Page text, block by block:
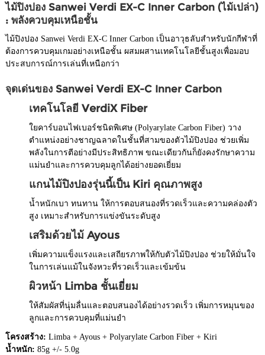
ไม้ปิงปอง Sanwei Verdi EX-C Inner Carbon (ไม้เปล่า)
: พลังควบคุมเหนือชั้น
ไม้ปิงปอง Sanwei Verdi EX-C Inner Carbon เป็นอาวุธลับสำหรับนักกีฬาที่
ต้องการควบคุมเกมอย่างเหนือชั้น ผสมผสานเทคโนโลยีชั้นสูงเพื่อมอบ
ประสบการณ์การเล่นที่เหนือกว่า
จุดเด่นของ Sanwei Verdi EX-C Inner Carbon
เทคโนโลยี VerdiX Fiber
ใยคาร์บอนไฟเบอร์ชนิดพิเศษ (Polyarylate Carbon Fiber) วาง
ตำแหน่งอย่างชาญฉลาดในชั้นที่สามของตัวไม้ปิงปอง ช่วยเพิ่ม
พลังในการตีอย่างมีประสิทธิภาพ ขณะเดียวกันก็ยังคงรักษาความ
แม่นยำและการควบคุมลูกได้อย่างยอดเยี่ยม
แกนไม้ปิงปองรุ่นนี้เป็น Kiri คุณภาพสูง
น้ำหนักเบา ทนทาน ให้การตอบสนองที่รวดเร็วและความคล่องตัว
สูง เหมาะสำหรับการแข่งขันระดับสูง
เสริมด้วยไม้ Ayous
เพิ่มความแข็งแรงและเสถียรภาพให้กับตัวไม้ปิงปอง ช่วยให้มั่นใจ
ในการเล่นแม้ในจังหวะที่รวดเร็วและเข้มข้น
ผิวหน้า Limba ชั้นเยี่ยม
ให้สัมผัสที่นุ่มลื่นและตอบสนองได้อย่างรวดเร็ว เพิ่มการหมุนของ
ลูกและการควบคุมที่แม่นยำ
โครงสร้าง: Limba + Ayous + Polyarylate Carbon Fiber + Kiri
น้ำหนัก: 85g +/- 5.0g